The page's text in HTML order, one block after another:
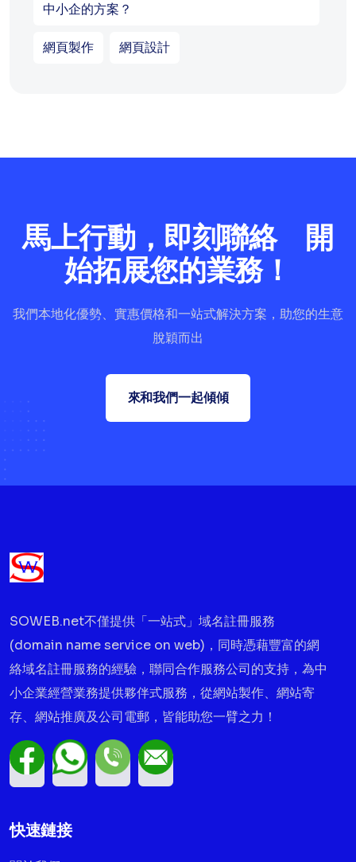
中小企的方案？
網頁製作 網頁設計
馬上行動，即刻聯絡 開
始拓展您的業務！
我們本地化優勢、實惠價格和一站式解決方案，助您的生意
脫穎而出
來和我們一起傾傾
SOWEB.net不僅提供「一站式」域名註冊服務
(domain name service on web)，同時憑藉豐富的網
絡域名註冊服務的經驗，聯同合作服務公司的支持，為中
小企業經營業務提供夥伴式服務，從網站製作、網站寄
存、網站推廣及公司電郵，皆能助您一臂之力！
快速鏈接